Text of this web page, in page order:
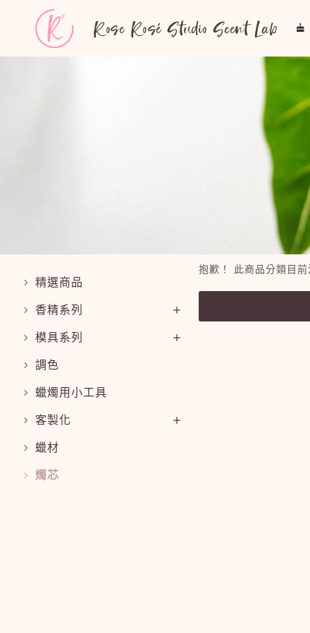
Rose Rosé Studio Scent Lab
精選商品
香精系列
模具系列
調色
蠟燭用小工具
客製化
蠟材
燭芯
抱歉！ 此商品分類目前